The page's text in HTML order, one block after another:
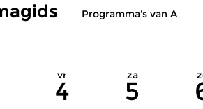
Programma's van A
vr
4
za
5